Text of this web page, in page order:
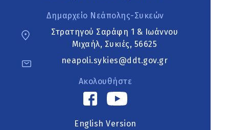
Δημαρχείο Νεάπολης-Συκεών
Στρατηγού Σαράφη 1 & Ιωάννου
Μιχαήλ, Συκιές, 56625
neapoli.sykies@ddt.gov.gr
Ακολουθήστε
English Version